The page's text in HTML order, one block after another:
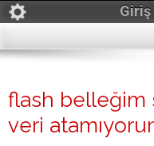
Giriş
flash belleğim
veri